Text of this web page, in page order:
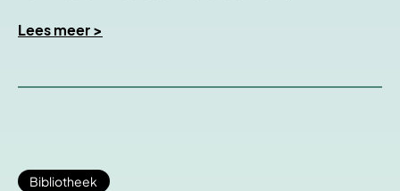
Lees meer >
Bibliotheek